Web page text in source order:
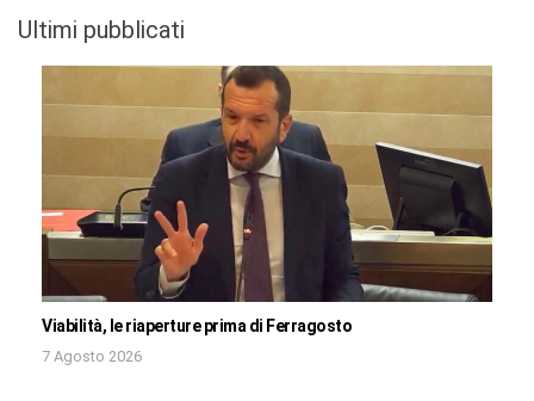
Ultimi pubblicati
Viabilità, le riaperture prima di Ferragosto
7 Agosto 2026